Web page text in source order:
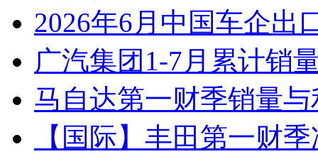
2026年6月中国车企出
广汽集团1-7月累计销
马自达第一财季销量
【国际】丰田第一财